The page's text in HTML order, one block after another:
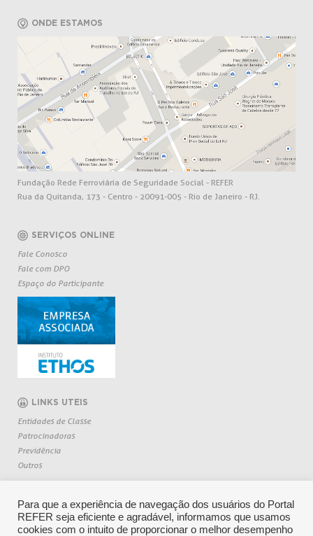
ONDE ESTAMOS
Fundação Rede Ferroviária de Seguridade Social - REFER
Rua da Quitanda, 173 - Centro - 20091-005 - Rio de Janeiro - RJ.
SERVIÇOS ONLINE
Fale Conosco
Fale com DPO
Espaço do Participante
LINKS UTEIS
Entidades de Classe
Patrocinadoras
Previdência
Outros
Para que a experiência de navegação dos usuários do Portal
REFER seja eficiente e agradável, informamos que usamos
cookies com o intuito de proporcionar o melhor desempenho